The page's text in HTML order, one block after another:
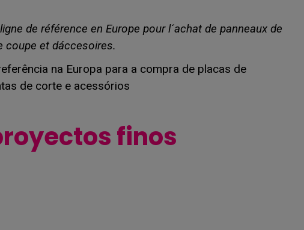
de référence en Europe pour l´achat de panneaux de
coupe et dáccesoires.
na Europa para a compra de placas de
de corte e acessórios
finos